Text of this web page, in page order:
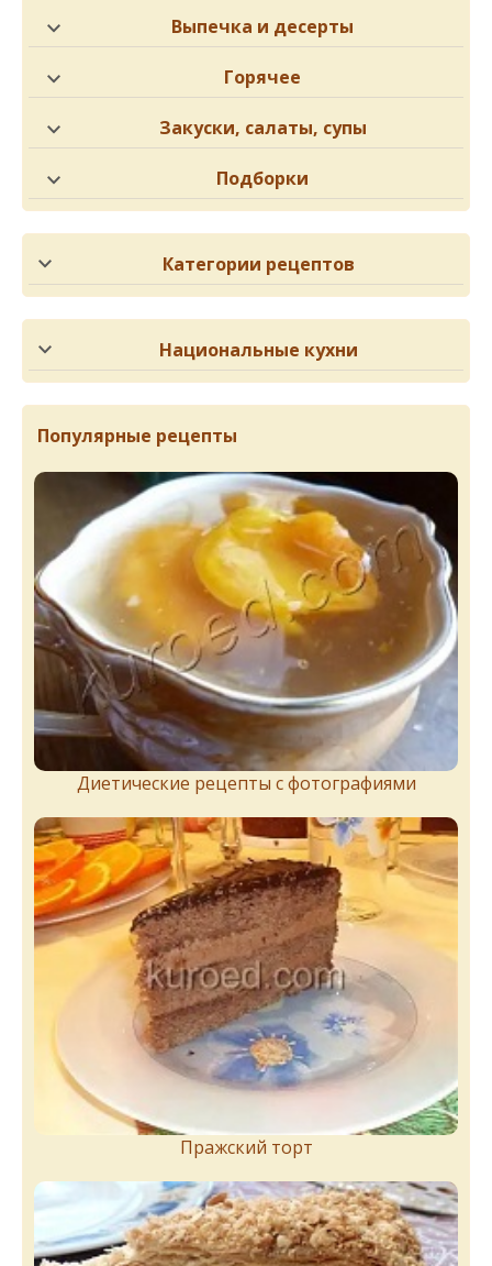
Выпечка и десерты
Горячее
Закуски, салаты, супы
Подборки
Категории рецептов
Национальные кухни
Популярные рецепты
Диетические рецепты с фотографиями
Пражский торт